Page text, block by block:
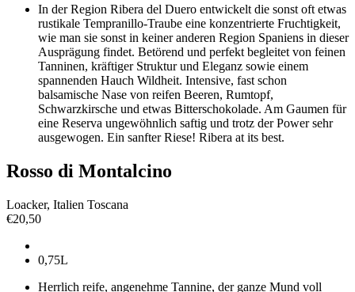
In der Region Ribera del Duero entwickelt die sonst oft etwas
rustikale Tempranillo-Traube eine konzentrierte Fruchtigkeit,
wie man sie sonst in keiner anderen Region Spaniens in dieser
Ausprägung findet. Betörend und perfekt begleitet von feinen
Tanninen, kräftiger Struktur und Eleganz sowie einem
spannenden Hauch Wildheit. Intensive, fast schon
balsamische Nase von reifen Beeren, Rumtopf,
Schwarzkirsche und etwas Bitterschokolade. Am Gaumen für
eine Reserva ungewöhnlich saftig und trotz der Power sehr
ausgewogen. Ein sanfter Riese! Ribera at its best.
Rosso di Montalcino
Loacker, Italien Toscana
€20,50
0,75L
Herrlich reife, angenehme Tannine, der ganze Mund voll